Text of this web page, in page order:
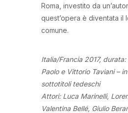
Roma, investito da
quest’opera è diventata il
comune.
Italia/Francia 2017,
Paolo e Vittorio Taviani –
sottotitoli tedeschi
Attori: Luca Marinelli,
Valentina Bellé, Giulio